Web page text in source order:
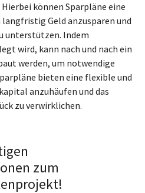
können Sparpläne eine
Geld anzusparen und
unterstützen. Indem
wird, kann nach und nach ein
werden, um notwendige
bieten eine flexible und
anzuhäufen und das
zu verwirklichen.
zum